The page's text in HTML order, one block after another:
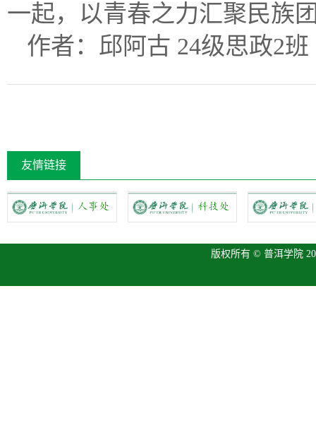
一起，以青春之力汇聚民族
作者：邱阿古 24级思政2
友情链接
版权所有 © 普洱学院